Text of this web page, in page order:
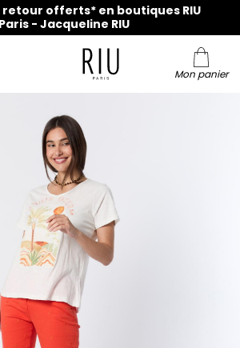
retour offerts* en boutiques RIU
Paris - Jacqueline RIU
Mon panier